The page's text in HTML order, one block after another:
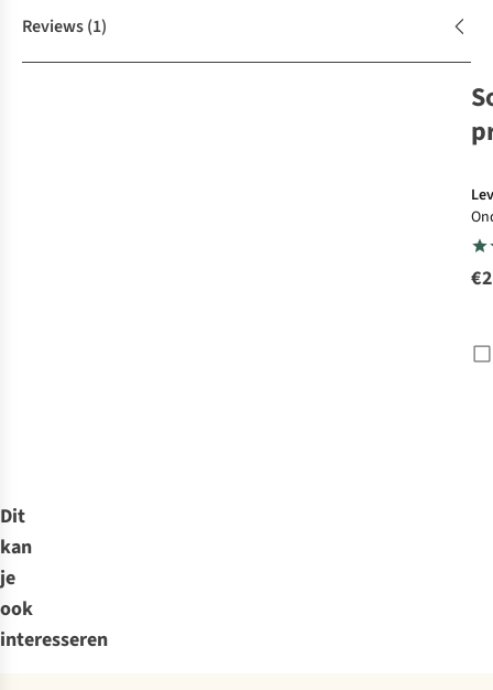
Reviews(1)
Dit
kan
je
ook
interesseren